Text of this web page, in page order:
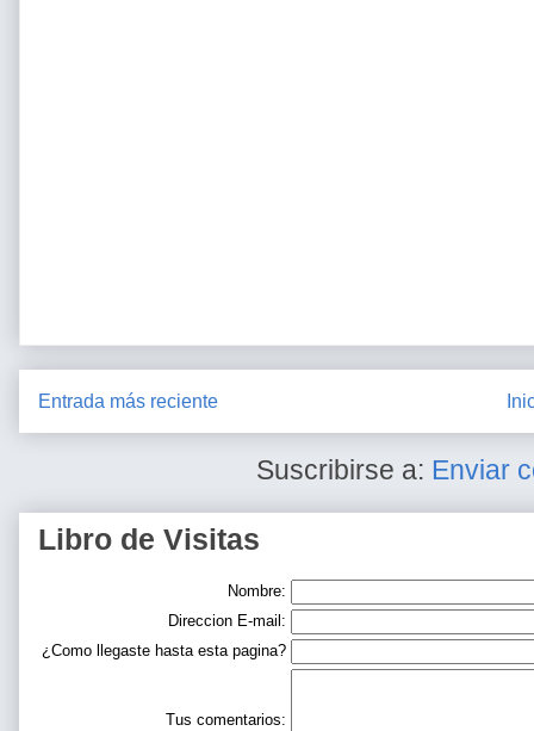
Entrada más reciente
Suscribirse a: Enviar
Libro de Visitas
Nombre:
Direccion E-mail:
¿Como llegaste hasta esta pagina?
Tus comentarios: